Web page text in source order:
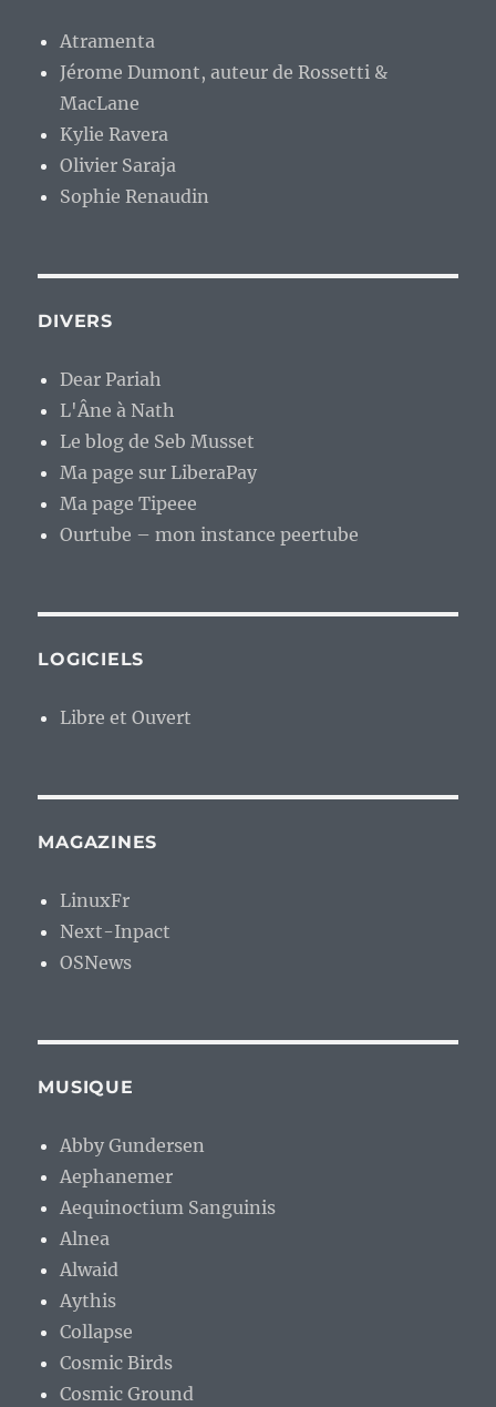
Atramenta
Jérome Dumont, auteur de Rossetti &
MacLane
Kylie Ravera
Olivier Saraja
Sophie Renaudin
DIVERS
Dear Pariah
L'Âne à Nath
Le blog de Seb Musset
Ma page sur LiberaPay
Ma page Tipeee
Ourtube – mon instance peertube
LOGICIELS
Libre et Ouvert
MAGAZINES
LinuxFr
Next-Inpact
OSNews
MUSIQUE
Abby Gundersen
Aephanemer
Aequinoctium Sanguinis
Alnea
Alwaid
Aythis
Collapse
Cosmic Birds
Cosmic Ground